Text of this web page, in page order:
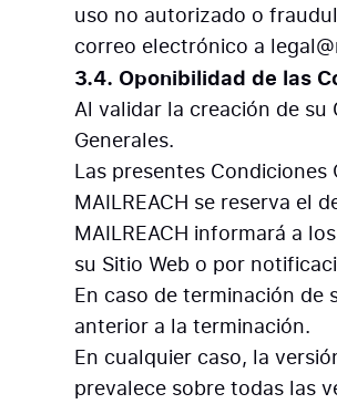
uso no autorizado o
correo electrónico a
3.4. Oponibilidad de las
Al validar la creación de
Generales.
Las presentes
MAILREACH se reserva el
MAILREACH informará a
su Sitio Web o por
En caso de terminación de
anterior a la terminación.
En cualquier caso, la
prevalece sobre todas las